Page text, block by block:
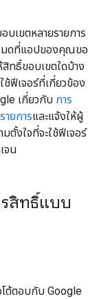
บเขตหลายรายการ
มดที่แอปของคุณขอ
ทธิ์ขอบเขตใดบ้าง
ช้ฟีเจอร์ที่เกี่ยวข้อง
เกี่ยวกับ การ
ายการและแจ้งให้ผู้
ตั้งใจที่จะใช้ฟีเจอร์
จน
สิทธิ์แบบ
ต้ตอบกับ Google